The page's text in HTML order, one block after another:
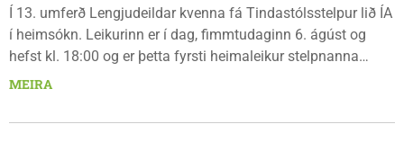
Í 13. umferð Lengjudeildar kvenna fá Tindastólsstelpur lið ÍA
í heimsókn. Leikurinn er í dag, fimmtudaginn 6. ágúst og
hefst kl. 18:00 og er þetta fyrsti heimaleikur stelpnanna
síðan 18. júlí. Spáin fyrir leikinn er fín, lítil háttar rigning og
veðri og skella sér á völlinn.
MEIRA